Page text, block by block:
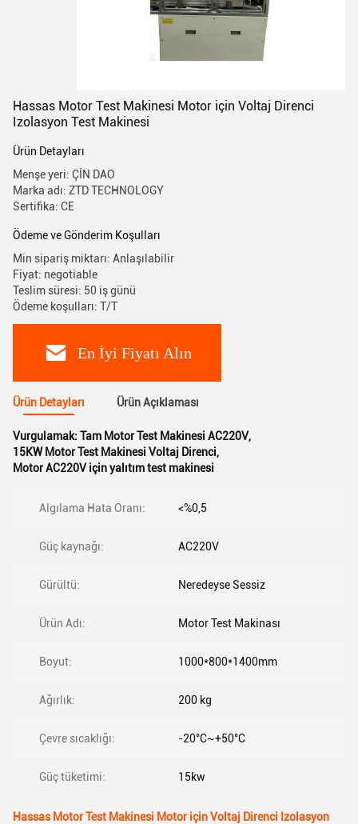
Hassas Motor Test Makinesi Motor için Voltaj Direnci
Izolasyon Test Makinesi
Ürün Detayları
Menşe yeri: ÇİN DAO
Marka adı: ZTD TECHNOLOGY
Sertifika: CE
Ödeme ve Gönderim Koşulları
Min sipariş miktarı: Anlaşılabilir
Fiyat: negotiable
Teslim süresi: 50 iş günü
Ödeme koşulları: T/T
En İyi Fiyatı Alın
Ürün Detayları Ürün Açıklaması
Vurgulamak: Tam Motor Test Makinesi AC220V,
15KW Motor Test Makinesi Voltaj Direnci,
Motor AC220V için yalıtım test makinesi
Algılama Hata Oranı: <%0,5
Güç kaynağı: AC220V
Gürültü: Neredeyse Sessiz
Ürün Adı: Motor Test Makinası
Boyut: 1000*800*1400mm
Ağırlık: 200 kg
Çevre sıcaklığı: -20°C~+50°C
Güç tüketimi: 15kw
Hassas Motor Test Makinesi Motor için Voltaj Direnci Izolasyon